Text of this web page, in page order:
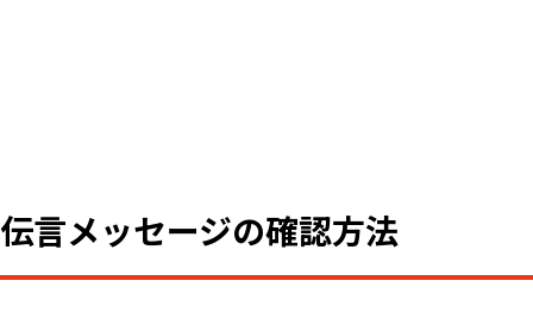
伝言メッセージの確認方法